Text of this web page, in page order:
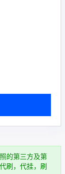
的第三方及第
刷，代挂，刷